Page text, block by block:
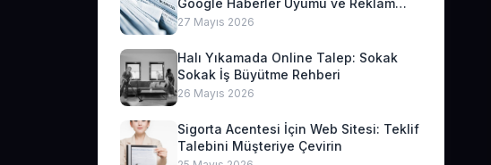
Google Haberler Uyumu ve Reklam
Geliri
27 Mayıs 2026
Halı Yıkamada Online Talep: Sokak
Sokak İş Büyütme Rehberi
26 Mayıs 2026
Sigorta Acentesi İçin Web Sitesi: Teklif
Talebini Müşteriye Çevirin